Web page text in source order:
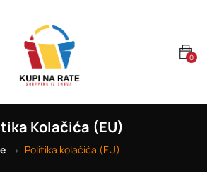
0
Kolačića (EU)
Politika kolačića (EU)